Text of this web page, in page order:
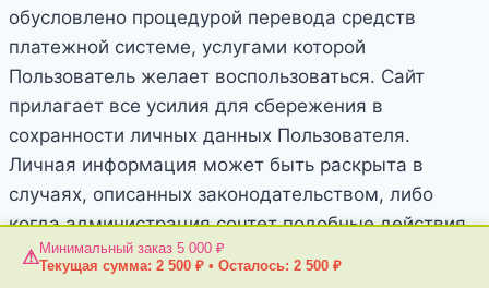
обусловлено процедурой перевода средств
платежной системе, услугами которой
Пользователь желает воспользоваться. Сайт
прилагает все усилия для сбережения в
сохранности личных данных Пользователя.
Личная информация может быть раскрыта в
случаях, описанных законодательством, либо
когда администрация сочтет подобные действия
необходимыми для соблюдения юридической
⚠Минимальный заказ 5 000 ₽
Текущая сумма: 2 500 ₽ • Осталось: 2 500 ₽